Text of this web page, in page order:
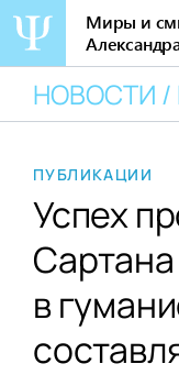
содержанию
Миры и
НОВОСТИ
ПУБЛИКАЦИИ
Успех
Сартана
в